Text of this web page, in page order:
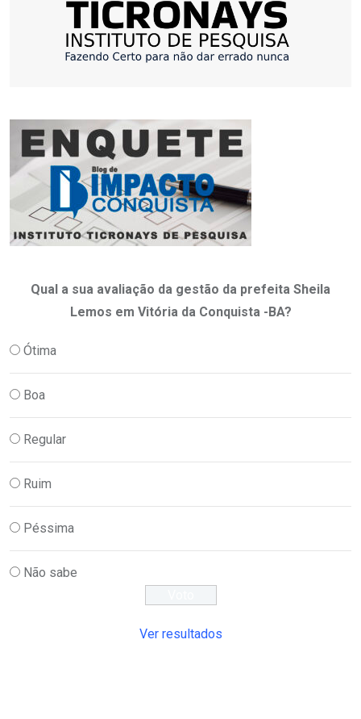
Qual a sua avaliação da gestão da prefeita Sheila
Lemos em Vitória da Conquista -BA?
Ótima
Boa
Regular
Ruim
Péssima
Não sabe
Ver resultados